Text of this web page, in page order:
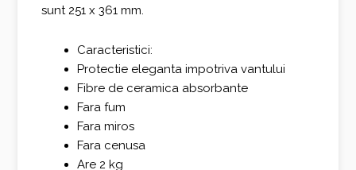
sunt 251 x 361 mm.
Caracteristici:
Protectie eleganta impotriva vantului
Fibre de ceramica absorbante
Fara fum
Fara miros
Fara cenusa
Are 2 kg